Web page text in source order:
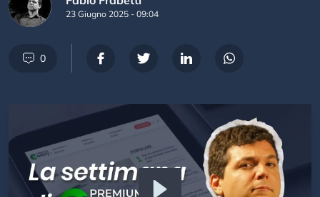
23 Giugno 2025 - 09:04
0